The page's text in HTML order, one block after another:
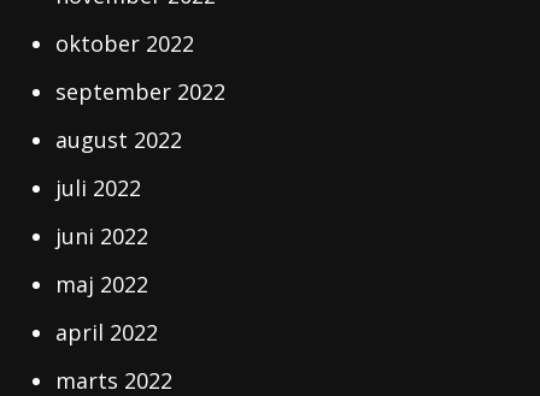
oktober 2022
september 2022
august 2022
juli 2022
juni 2022
maj 2022
april 2022
marts 2022